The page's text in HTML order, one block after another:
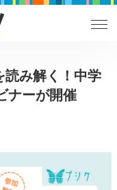
読み解く！中学
ナーが開催